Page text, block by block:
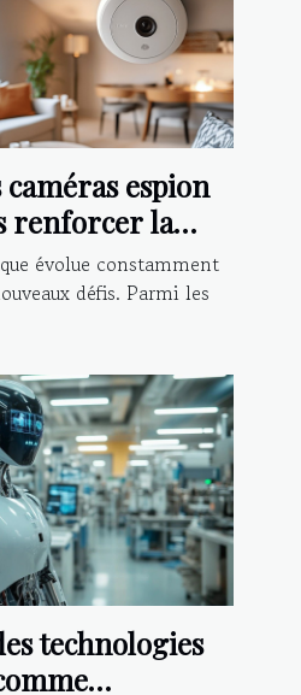
espion
renforcer la
?
évolue constamment
défis. Parmi les
technologies